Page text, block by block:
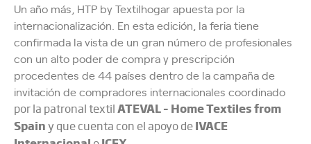
Un año más, HTP by Textilhogar apuesta por la
internacionalización. En esta edición, la feria tiene
confirmada la vista de un gran número de profesionales
con un alto poder de compra y prescripción
procedentes de 44 países dentro de la campaña de
invitación de compradores internacionales coordinado
por la patronal textilATEVAL – Home Textiles from
Spainy que cuenta con el apoyo deIVACE